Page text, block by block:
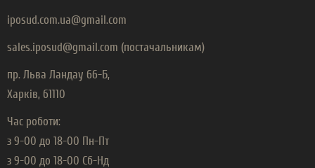
iposud.com.ua@gmail.com
sales.iposud@gmail.com (постачальникам)
пр. Льва Ландау 66-Б,
Харків, 61110
Час роботи:
з 9-00 до 18-00 Пн-Пт
з 9-00 до 18-00 Сб-Нд